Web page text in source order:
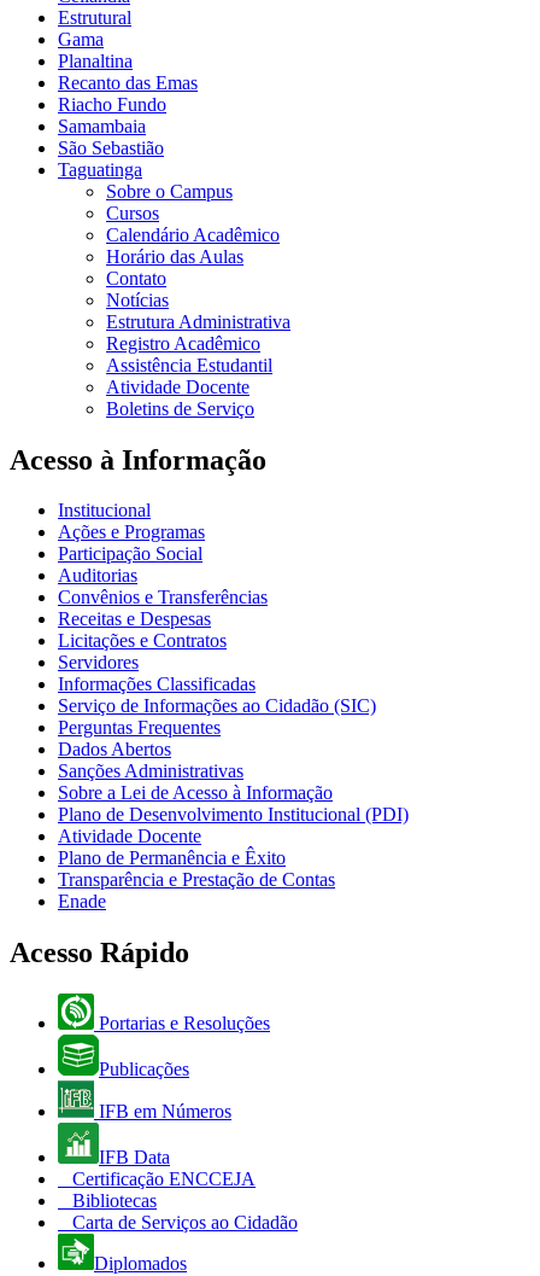
Estrutural
Gama
Planaltina
Recanto das Emas
Riacho Fundo
Samambaia
São Sebastião
Taguatinga
Sobre o Campus
Cursos
Calendário Acadêmico
Horário das Aulas
Contato
Notícias
Estrutura Administrativa
Registro Acadêmico
Assistência Estudantil
Atividade Docente
Boletins de Serviço
Acesso à Informação
Institucional
Ações e Programas
Participação Social
Auditorias
Convênios e Transferências
Receitas e Despesas
Licitações e Contratos
Servidores
Informações Classificadas
Serviço de Informações ao Cidadão (SIC)
Perguntas Frequentes
Dados Abertos
Sanções Administrativas
Sobre a Lei de Acesso à Informação
Plano de Desenvolvimento Institucional (PDI)
Atividade Docente
Plano de Permanência e Êxito
Transparência e Prestação de Contas
Enade
Acesso Rápido
Portarias e Resoluções
Publicações
IFB em Números
IFB Data
Certificação ENCCEJA
Bibliotecas
Carta de Serviços ao Cidadão
Diplomados